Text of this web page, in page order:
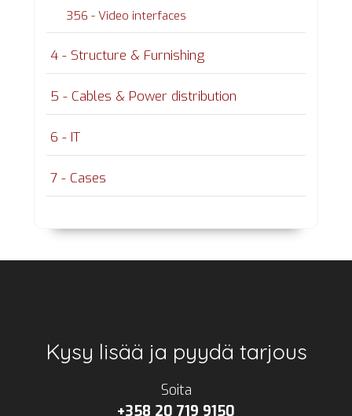
356 - Video interfaces
4 - Structure & Furnishing
5 - Cables & Power distribution
6 - IT
7 - Cases
Footer
Kysy lisää ja pyydä tarjous
Soita
+358 20 719 9150